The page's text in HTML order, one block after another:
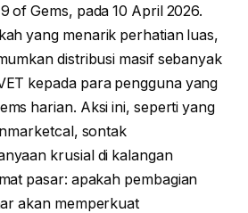
of Gems, pada 10 April 2026.
yang menarik perhatian luas,
distribusi masif sebanyak
kepada para pengguna yang
harian. Aksi ini, seperti yang
sontak
krusial di kalangan
pasar: apakah pembagian
akan memperkuat